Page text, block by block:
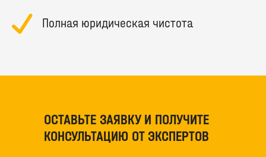
Полная юридическая чистота
ОСТАВЬТЕ ЗАЯВКУ И ПОЛУЧИТЕ
КОНСУЛЬТАЦИЮ ОТ ЭКСПЕРТОВ